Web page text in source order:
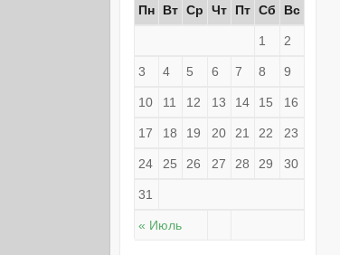
Пн Вт Ср Чт Пт Сб Вс
« Июль
1 2
3 4 5 6 7 8 9
10 11 12 13 14 15 16
17 18 19 20 21 22 23
24 25 26 27 28 29 30
31